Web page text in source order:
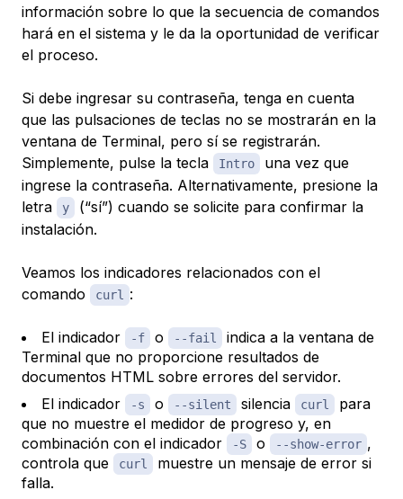
información sobre lo que la secuencia de comandos
hará en el sistema y le da la oportunidad de verificar
el proceso.
Si debe ingresar su contraseña, tenga en cuenta
que las pulsaciones de teclas no se mostrarán en la
ventana de Terminal, pero sí se registrarán.
Simplemente, pulse la tecla
Intro
una vez que
ingrese la contraseña. Alternativamente, presione la
letra
y
(“sí”) cuando se solicite para confirmar la
instalación.
Veamos los indicadores relacionados con el
comando
curl :
El indicador -f o --fail
indica a la ventana de
Terminal que no proporcione resultados de
documentos HTML sobre errores del servidor.
El indicador
-s o --silent silencia curl
para
que no muestre el medidor de progreso y, en
combinación con el indicador
-S o --show-error ,
controla que
curl
muestre un mensaje de error si
falla.